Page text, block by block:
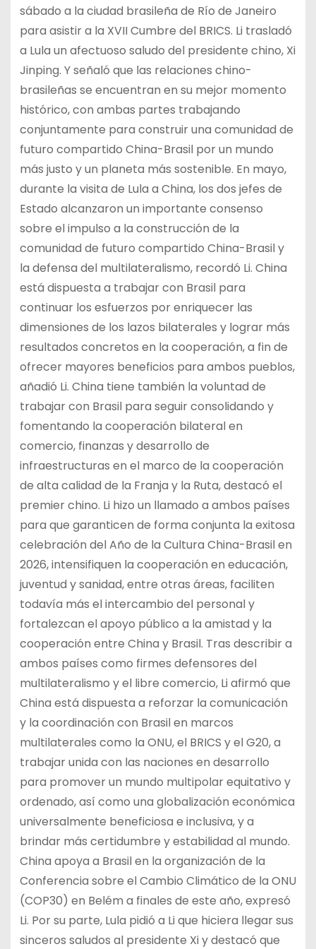
sábado a la ciudad brasileña de Río de Janeiro
para asistir a la XVII Cumbre del BRICS. Li trasladó
a Lula un afectuoso saludo del presidente chino, Xi
Jinping. Y señaló que las relaciones chino-
brasileñas se encuentran en su mejor momento
histórico, con ambas partes trabajando
conjuntamente para construir una comunidad de
futuro compartido China-Brasil por un mundo
más justo y un planeta más sostenible. En mayo,
durante la visita de Lula a China, los dos jefes de
Estado alcanzaron un importante consenso
sobre el impulso a la construcción de la
comunidad de futuro compartido China-Brasil y
la defensa del multilateralismo, recordó Li. China
está dispuesta a trabajar con Brasil para
continuar los esfuerzos por enriquecer las
dimensiones de los lazos bilaterales y lograr más
resultados concretos en la cooperación, a fin de
ofrecer mayores beneficios para ambos pueblos,
añadió Li. China tiene también la voluntad de
trabajar con Brasil para seguir consolidando y
fomentando la cooperación bilateral en
comercio, finanzas y desarrollo de
infraestructuras en el marco de la cooperación
de alta calidad de la Franja y la Ruta, destacó el
premier chino. Li hizo un llamado a ambos países
para que garanticen de forma conjunta la exitosa
celebración del Año de la Cultura China-Brasil en
2026, intensifiquen la cooperación en educación,
juventud y sanidad, entre otras áreas, faciliten
todavía más el intercambio del personal y
fortalezcan el apoyo público a la amistad y la
cooperación entre China y Brasil. Tras describir a
ambos países como firmes defensores del
multilateralismo y el libre comercio, Li afirmó que
China está dispuesta a reforzar la comunicación
y la coordinación con Brasil en marcos
multilaterales como la ONU, el BRICS y el G20, a
trabajar unida con las naciones en desarrollo
para promover un mundo multipolar equitativo y
ordenado, así como una globalización económica
universalmente beneficiosa e inclusiva, y a
brindar más certidumbre y estabilidad al mundo.
China apoya a Brasil en la organización de la
Conferencia sobre el Cambio Climático de la ONU
(COP30) en Belém a finales de este año, expresó
Li. Por su parte, Lula pidió a Li que hiciera llegar sus
sinceros saludos al presidente Xi y destacó que